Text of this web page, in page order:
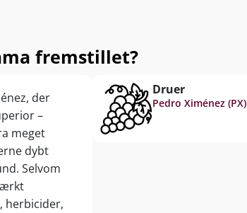
fremstillet?
der
–
meget
dybt
Selvom
herbicider,
Druer
Pedro Ximénez (PX)